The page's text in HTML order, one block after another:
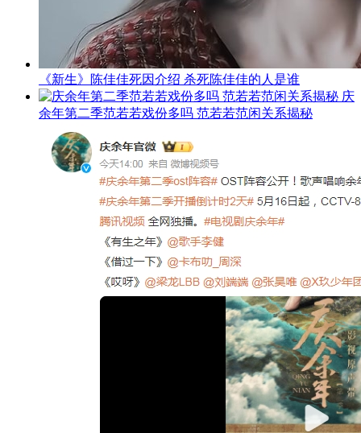
《新生》陈佳佳死因介绍 杀死陈佳佳的人是谁
庆
余年第二季范若若戏份多吗 范若若范闲关系揭秘